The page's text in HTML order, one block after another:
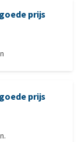
prijs
prijs